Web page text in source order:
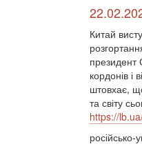
Китай
президент
кордонів і
штовхає,
та світу
https://
російсько-